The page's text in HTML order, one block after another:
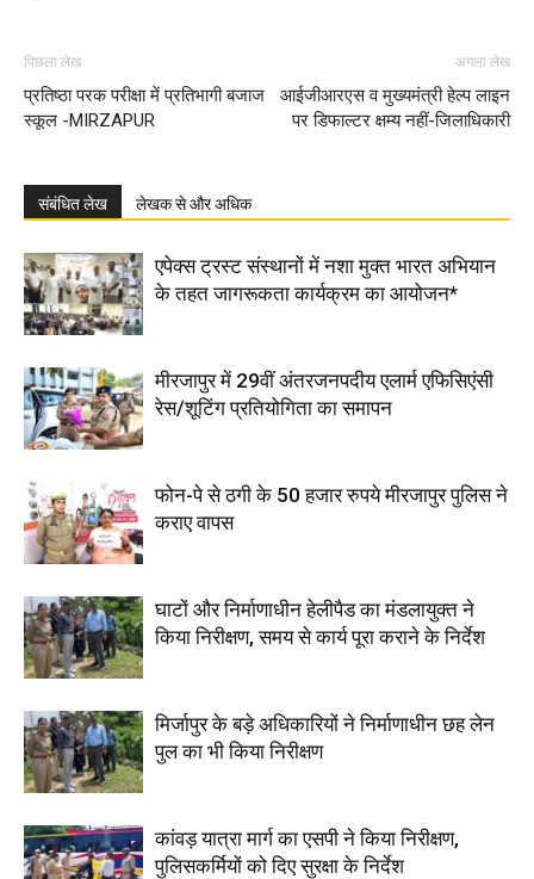
पिछला लेख
प्रतिष्ठा परक परीक्षा में प्रतिभागी बजाज
स्कूल -MIRZAPUR
अगला लेख
आईजीआरएस व मुख्यमंत्री हेल्प लाइन
पर डिफाल्टर क्षम्य नहीं-जिलाधिकारी
संबंधित लेख लेखक से और अधिक
एपेक्स ट्रस्ट संस्थानों में नशा मुक्त भारत अभियान
के तहत जागरूकता कार्यक्रम का आयोजन*
मीरजापुर में 29वीं अंतरजनपदीय एलार्म एफिसिएंसी
रेस/शूटिंग प्रतियोगिता का समापन
फोन-पे से ठगी के 50 हजार रुपये मीरजापुर पुलिस ने
कराए वापस
घाटों और निर्माणाधीन हेलीपैड का मंडलायुक्त ने
किया निरीक्षण, समय से कार्य पूरा कराने के निर्देश
मिर्जापुर के बड़े अधिकारियों ने निर्माणाधीन छह लेन
पुल का भी किया निरीक्षण
कांवड़ यात्रा मार्ग का एसपी ने किया निरीक्षण,
पुलिसकर्मियों को दिए सुरक्षा के निर्देश